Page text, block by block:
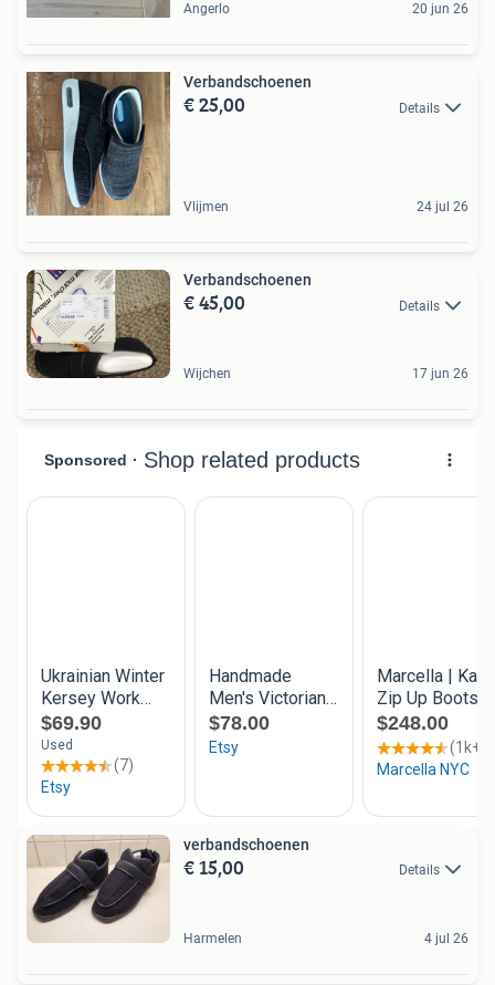
Angerlo 20 jun 26
Verbandschoenen
€ 25,00 Details
Vlijmen 24 jul 26
Verbandschoenen
€ 45,00 Details
Wijchen 17 jun 26
verbandschoenen
€ 15,00 Details
Harmelen 4 jul 26